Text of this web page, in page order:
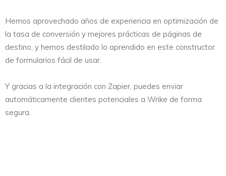
Hemos aprovechado años de experiencia en optimización de
la tasa de conversión y mejores prácticas de páginas de
destino, y hemos destilado lo aprendido en este constructor
de formularios fácil de usar.
Y gracias a la integración con Zapier, puedes enviar
automáticamente clientes potenciales a Wrike de forma
segura.